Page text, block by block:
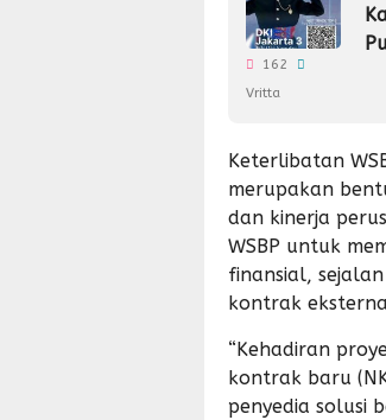
162
Vritta
Keterlibatan
merupakan
dan kinerja
WSBP untuk
finansial,
kontrak
“Kehadiran
kontrak baru
penyedia solusi